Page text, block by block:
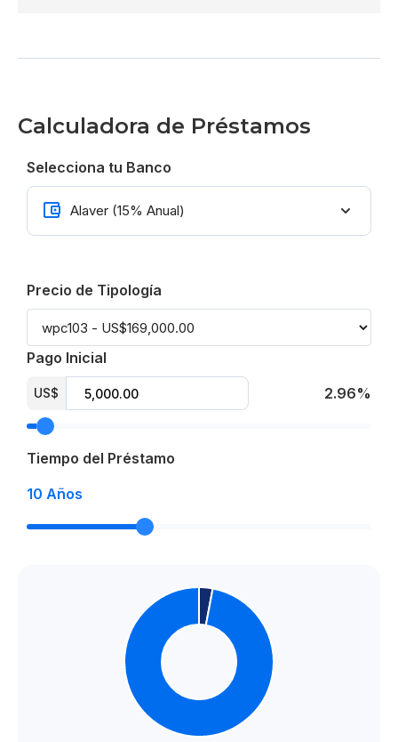
Calculadora de Préstamos
Selecciona tu Banco
Precio de Tipología
Pago Inicial
US$ 2.96%
Tiempo del Préstamo
10 Años